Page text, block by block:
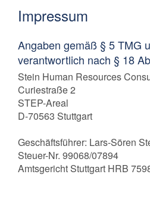
Impressum
Angaben gemäß § 5 TMG
verantwortlich nach § 18
Stein Human Resources
Curiestraße 2
STEP-Areal
D-70563 Stuttgart
Geschäftsführer: Lars-Sören
Steuer-Nr. 99068/07894
Amtsgericht Stuttgart HRB